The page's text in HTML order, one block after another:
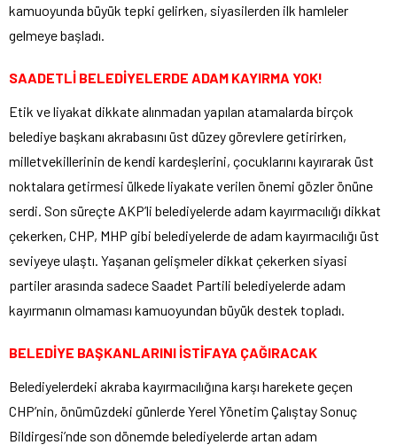
kamuoyunda büyük tepki gelirken, siyasilerden ilk hamleler
gelmeye başladı.
SAADETLİ BELEDİYELERDE ADAM KAYIRMA YOK!
Etik ve liyakat dikkate alınmadan yapılan atamalarda birçok
belediye başkanı akrabasını üst düzey görevlere getirirken,
milletvekillerinin de kendi kardeşlerini, çocuklarını kayırarak üst
noktalara getirmesi ülkede liyakate verilen önemi gözler önüne
serdi. Son süreçte AKP’li belediyelerde adam kayırmacılığı dikkat
çekerken, CHP, MHP gibi belediyelerde de adam kayırmacılığı üst
seviyeye ulaştı. Yaşanan gelişmeler dikkat çekerken siyasi
partiler arasında sadece Saadet Partili belediyelerde adam
kayırmanın olmaması kamuoyundan büyük destek topladı.
BELEDİYE BAŞKANLARINI İSTİFAYA ÇAĞIRACAK
Belediyelerdeki akraba kayırmacılığına karşı harekete geçen
CHP’nin, önümüzdeki günlerde Yerel Yönetim Çalıştay Sonuç
Bildirgesi’nde son dönemde belediyelerde artan adam